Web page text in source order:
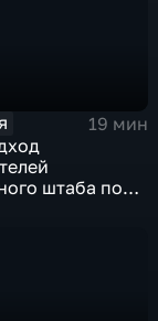
19 мин
штаба по